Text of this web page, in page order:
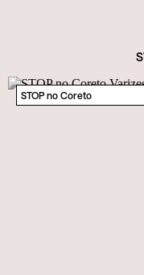
STOP no Coreto